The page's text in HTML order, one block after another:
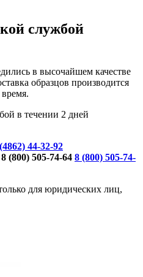
службой
в высочайшем качестве
образцов производится
(4862) 44-32-92
8 (800) 505-74-64 8 (800) 505-74-
для юридических лиц,